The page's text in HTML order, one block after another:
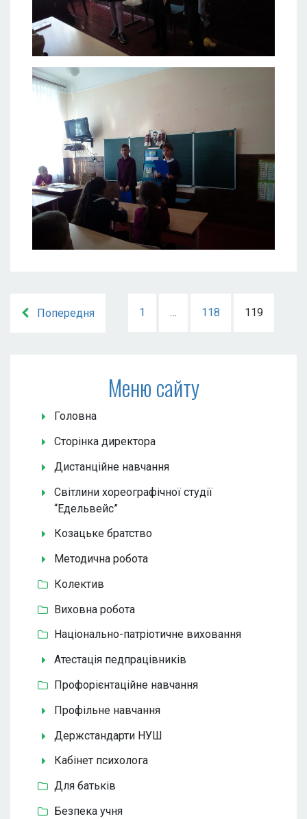
Попередня 1 … 118 119
Меню сайту
Головна
Сторінка директора
Дистанційне навчання
Світлини хореографічної студії
“Едельвейс”
Козацьке братство
Методична робота
Колектив
Виховна робота
Національно-патріотичне виховання
Атестація педпрацівників
Профорієнтаційне навчання
Профільне навчання
Держстандарти НУШ
Кабінет психолога
Для батьків
Безпека учня